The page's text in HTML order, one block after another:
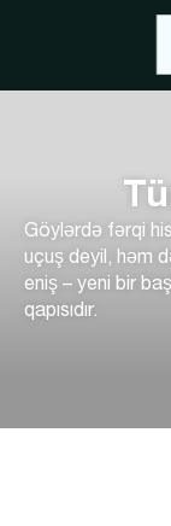
Göylərdə fərqi
uçuş deyil, həm
eniş – yeni bir
qapısıdır.